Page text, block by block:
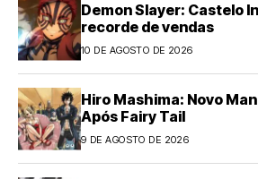
Demon Slayer: Castelo
recorde de vendas
10 DE AGOSTO DE 2026
Hiro Mashima: Novo
Após Fairy Tail
9 DE AGOSTO DE 2026